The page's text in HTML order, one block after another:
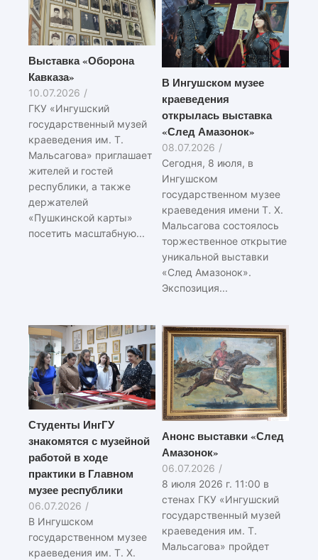
Выставка «Оборона
Кавказа»
10.07.2026 /
ГКУ «Ингушский
государственный музей
краеведения им. Т.
Мальсагова» приглашает
жителей и гостей
республики, а также
держателей
«Пушкинской карты»
посетить масштабную...
В Ингушском музее
краеведения
открылась выставка
«След Амазонок»
08.07.2026 /
Сегодня, 8 июля, в
Ингушском
государственном музее
краеведения имени Т. Х.
Мальсагова состоялось
торжественное открытие
уникальной выставки
«След Амазонок».
Экспозиция...
Студенты ИнгГУ
знакомятся с музейной
работой в ходе
практики в Главном
музее республики
06.07.2026 /
В Ингушском
государственном музее
краеведения им. Т. Х.
Анонс выставки «След
Амазонок»
06.07.2026 /
8 июля 2026 г. 11:00 в
стенах ГКУ «Ингушский
государственный музей
краеведения им. Т.
Мальсагова» пройдет